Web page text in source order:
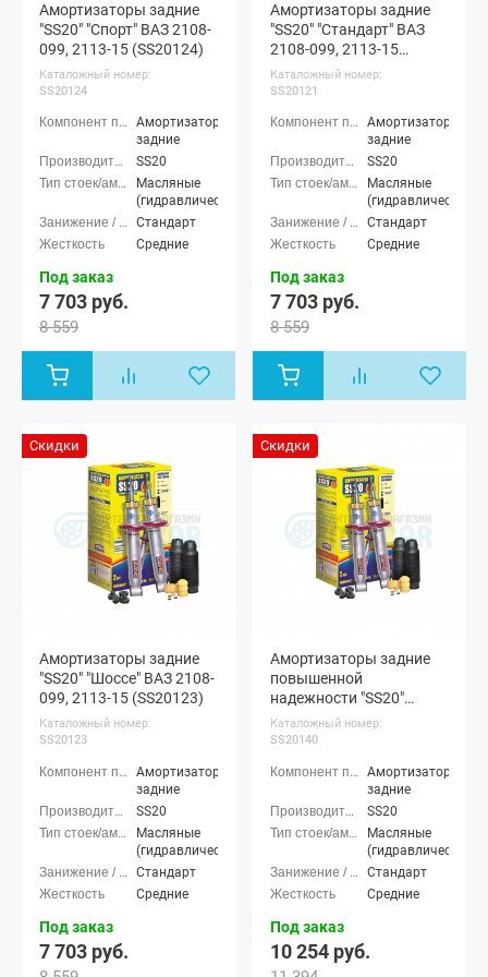
Амортизаторы задние
"SS20" "Спорт" ВАЗ 2108-
099, 2113-15 (SS20124)
Каталожный номер:
SS20124
Амортизаторы
задние
SS20
Масляные
(гидравлические)
Стандарт
Средние
Под заказ
7 703 руб.
8 559
Амортизаторы задние
"SS20" "Стандарт" ВАЗ
2108-099, 2113-15
(SS20121)
Каталожный номер:
SS20121
Амортизаторы
задние
SS20
Масляные
(гидравлические)
Стандарт
Средние
Под заказ
7 703 руб.
8 559
Скидки
Амортизаторы задние
"SS20" "Шоссе" ВАЗ 2108-
099, 2113-15 (SS20123)
Каталожный номер:
SS20123
Амортизаторы
задние
SS20
Масляные
(гидравлические)
Стандарт
Средние
Под заказ
7 703 руб.
Скидки
Амортизаторы задние
повышенной
надежности "SS20"
"Комфорт Оптима" ВАЗ
2108-099, 2113-15
Каталожный номер:
SS20140
Амортизаторы
задние
SS20
Масляные
(гидравлические)
Стандарт
Средние
Под заказ
10 254 руб.